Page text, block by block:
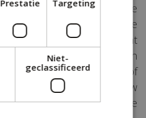
tuinprojecten? Onze
staan klaar om je te
Of je nu op zoek bent
ontwerpen van een
van eenmoestuin
of
sfeer in jouw
om je te helpen bij elke
Prestatie Targeting
Niet-
geclassificeerd